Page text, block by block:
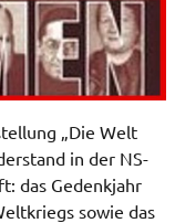
„Die Welt
in der NS-
das Gedenkjahr
sowie das